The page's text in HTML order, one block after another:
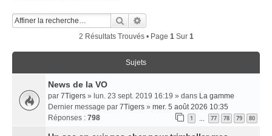
Rechercher
2 Résultats Trouvés • Page 1Sur 1
Sujets
News de la VO
par 7Tigers » lun. 23 sept. 2019 16:19 » dans La gamme
Dernier message par 7Tigers » mer. 5 août 2026 10:35
Réponses : 798 1 77 78 79 80